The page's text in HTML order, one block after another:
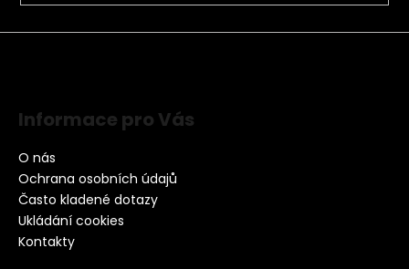
Informace pro Vás
O nás
Ochrana osobních údajů
Často kladené dotazy
Ukládání cookies
Kontakty